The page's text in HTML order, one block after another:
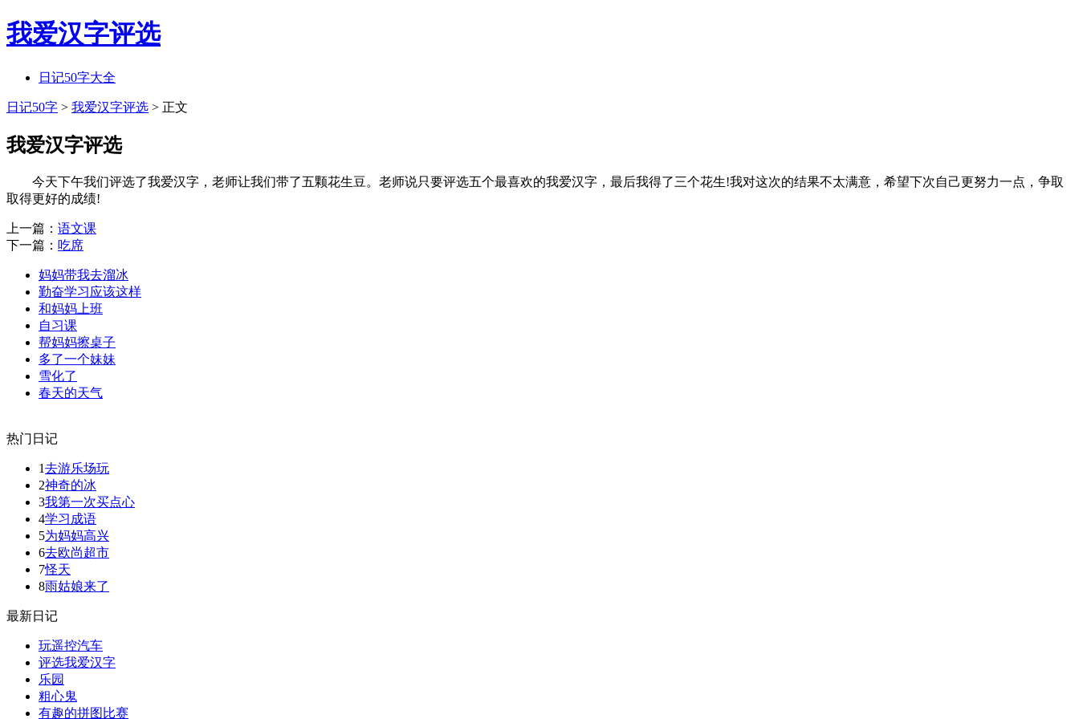
我爱汉字评选
日记50字大全
日记50字 > 我爱汉字评选 > 正文
我爱汉字评选
今天下午我们评选了我爱汉字，老师让我们带了五颗花生豆。老师说只要评选五个最喜欢的我爱汉字，最后我得了三个花生!我对这次的结果不太满意，希望下次自己更努力一点，争取
取得更好的成绩!
上一篇： 语文课
下一篇： 吃席
妈妈带我去溜冰
勤奋学习应该这样
和妈妈上班
自习课
帮妈妈擦桌子
多了一个妹妹
雪化了
春天的天气
热门日记
1去游乐场玩
2神奇的冰
3我第一次买点心
4学习成语
5为妈妈高兴
6去欧尚超市
7怪天
8雨姑娘来了
最新日记
玩遥控汽车
评选我爱汉字
乐园
粗心鬼
有趣的拼图比赛